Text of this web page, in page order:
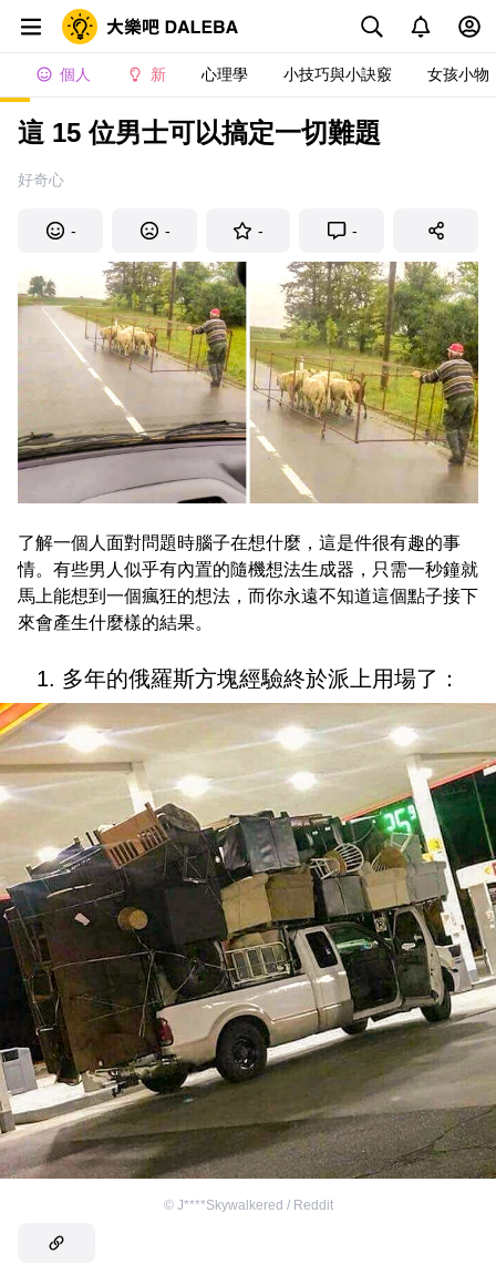
個人 新 心理學 小技巧與小訣竅 女孩小物
這 15 位男士可以搞定一切難題
好奇心
- - - -
了解一個人面對問題時腦子在想什麼，這是件很有趣的事
情。有些男人似乎有內置的隨機想法生成器，只需一秒鐘就
馬上能想到一個瘋狂的想法，而你永遠不知道這個點子接下
來會產生什麼樣的結果。
1. 多年的俄羅斯方塊經驗終於派上用場了：
© J****Skywalkered / Reddit